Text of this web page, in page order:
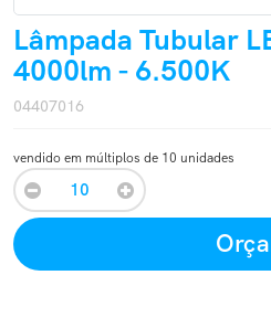
Lâmpada Tubular
4000lm - 6.500K
04407016
vendido em múltiplos de 10 unidades